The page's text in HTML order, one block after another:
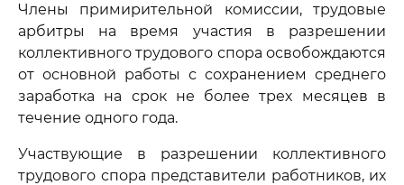
Члены примирительной комиссии, трудовые
арбитры на время участия в разрешении
коллективного трудового спора освобождаются
от основной работы с сохранением среднего
заработка на срок не более трех месяцев в
течение одного года.
Участвующие в разрешении коллективного
трудового спора представители работников, их